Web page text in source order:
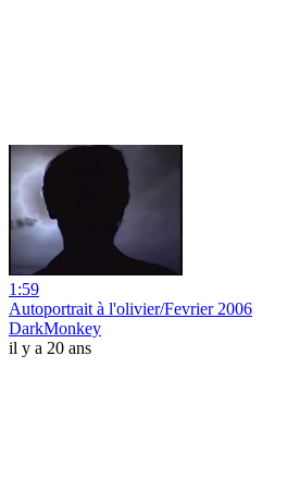
1:59
Autoportrait à l'olivier/Fevrier 2006
DarkMonkey
il y a 20 ans